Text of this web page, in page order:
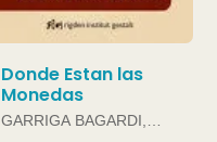
Donde Estan las
Monedas
GARRIGA BAGARDI,